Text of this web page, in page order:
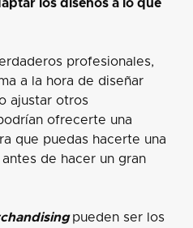
los diseños a lo que
profesionales,
a la hora de diseñar
ajustar otros
ofrecerte una
que puedas hacerte una
de hacer un gran
pueden ser los